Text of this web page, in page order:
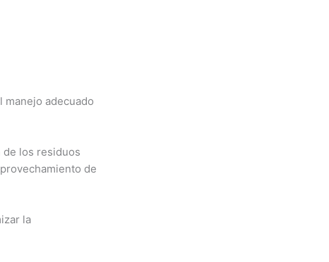
manejo adecuado
de los residuos
de
la